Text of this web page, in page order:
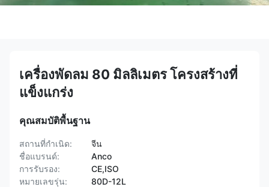
เครื่องพัดลม 80 มิลลิเมตร โครงสร้างที่
แข็งแกร่ง
คุณสมบัติพื้นฐาน
สถานที่กำเนิด:
จีน
ชื่อแบรนด์:
Anco
การรับรอง:
CE,ISO
หมายเลขรุ่น:
80D-12L